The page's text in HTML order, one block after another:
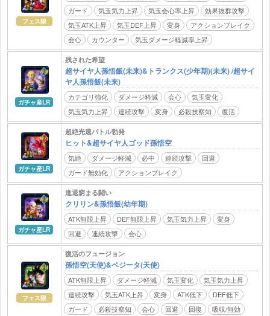
フェス限
ガード
気玉気力上昇 気玉会心率上昇
効果抜群攻撃
気玉ATK上昇
気玉DEF上昇 変身
アクションブレイク
会心
カウンター 気玉ダメージ軽減率上昇
ガチャ産LR
残された希望
超サイヤ人孫悟飯(未来)&トランクス(少年期)(未来) /超サイ
ヤ人孫悟飯(未来)
カテゴリ強化 ダメージ軽減 会心
気玉変化
気玉気力上昇
連続攻撃 変身 必殺技察知 復活
ガチャ産LR
超絶光速バトル勃発
ヒット&超サイヤ人ゴッド孫悟空
気絶 ダメージ軽減 必中 連続攻撃
回避
ガード無効化
アクションブレイク
ガチャ産LR
進退窮まる闘い
クリリン&孫悟飯(幼年期)
ATK無限上昇 DEF無限上昇 気玉気力上昇
変身
回避
連続攻撃 会心
フェス限
復活のフュージョン
孫悟空(天使)&ベジータ(天使)
ATK無限上昇 ダメージ軽減 気玉変化
気玉気力上昇
連続攻撃
気玉ATK上昇 変身 ATK低下
DEF低下
ガード
必殺技察知 会心 回避 回復 吸収/無効